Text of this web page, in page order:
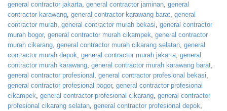
general contractor jakarta general contractor jaminan general
contractor karawang general contractor karawang barat general
contractor murah general contractor murah bekasi general contractor
murah bogor, general contractor murah cikampek general contractor
murah cikarang general contractor murah cikarang selatan general
contractor murah depok general contractor murah jakarta general
contractor murah karawang general contractor murah karawang barat
general contractor profesional general contractor profesional bekasi
general contractor profesional bogor, general contractor profesional
cikampek general contractor profesional cikarang general contractor
profesional cikarang selatan general contractor profesional depok